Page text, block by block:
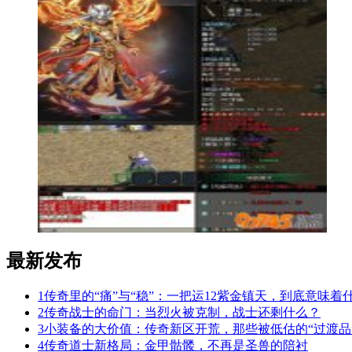
最新发布
1传奇里的“痛”与“稳”：一把运12紫金镇天，到底意味着
2传奇战士的命门：当烈火被克制，战士还剩什么？
3小装备的大价值：传奇新区开荒，那些被低估的“过渡品
4传奇道士新格局：金甲骷髅，不再是圣兽的陪衬